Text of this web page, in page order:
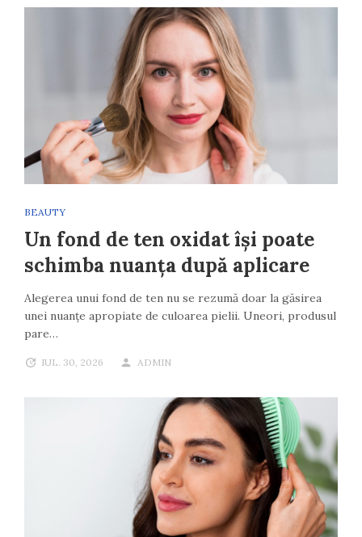
BEAUTY
Un fond de ten oxidat își poate
schimba nuanța după aplicare
Alegerea unui fond de ten nu se rezumă doar la găsirea
unei nuanțe apropiate de culoarea pielii. Uneori, produsul
pare…
IUL. 30, 2026 ADMIN